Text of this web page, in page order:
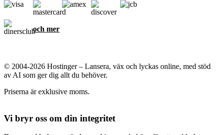
och mer
© 2004-2026 Hostinger – Lansera, väx och lyckas online, med stöd
av AI som ger dig allt du behöver.
Priserna är exklusive moms.
Vi bryr oss om din integritet